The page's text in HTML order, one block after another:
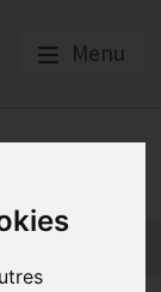
Menu